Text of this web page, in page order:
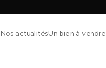
Nos actualitésUn bien à